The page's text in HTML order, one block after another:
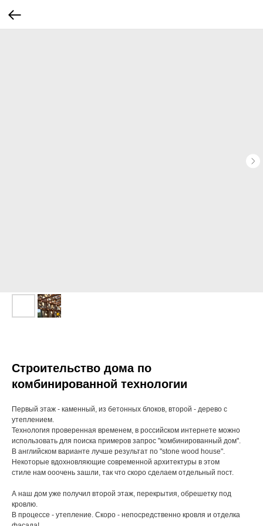
Строительство дома по
комбинированной технологии
Первый этаж - каменный, из бетонных блоков, второй - дерево с
утеплением.
Технология проверенная временем, в российском интернете можно
использовать для поиска примеров запрос "комбинированный дом".
В английском варианте лучше результат по "stone wood house".
Некоторые вдохновляющие современной архитектуры в этом
стиле нам ооочень зашли, так что скоро сделаем отдельный пост.
А наш дом уже получил второй этаж, перекрытия, обрешетку под
кровлю.
В процессе - утепление. Скоро - непосредственно кровля и отделка